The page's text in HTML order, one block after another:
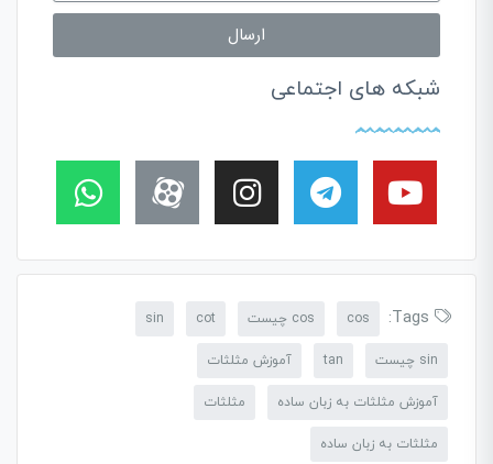
ارسال
شبکه های اجتماعی
Tags:
cos cos چیست cot
sin
sin چیست tan آموزش مثلثات
آموزش مثلثات به زبان ساده مثلثات
مثلثات به زبان ساده